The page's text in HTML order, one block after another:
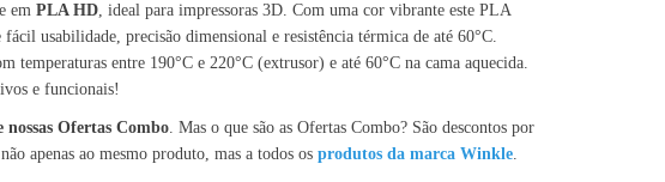
em PLA HD, ideal para impressoras 3D. Com uma cor vibrante este PLA
usabilidade, precisão dimensional e resistência térmica de até 60°C.
temperaturas entre 190°C e 220°C (extrusor) e até 60°C na cama aquecida.
e funcionais!
Ofertas Combo. Mas o que são as Ofertas Combo? São descontos por
apenas ao mesmo produto, mas a todos os produtos da marca Winkle.